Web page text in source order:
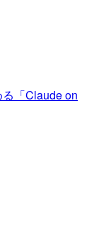
る「Claude on